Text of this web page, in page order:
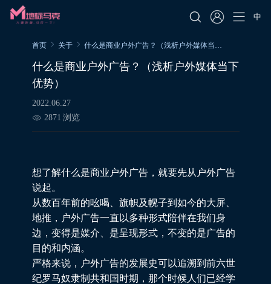
中
首页 关于 什么是商业户外广告？（浅析户外媒体当下优势）
什么是商业户外广告？（浅析户外媒体当下
优势）
2022.06.27
2871 浏览
想了解什么是商业户外广告，就要先从户外广告
说起。
从数百年前的吆喝、旗帜及幌子到如今的大屏、
地推，户外广告一直以多种形式陪伴在我们身
边，变得是媒介、是呈现形式，不变的是广告的
目的和内涵。
严格来说，户外广告的发展史可以追溯到前六世
纪罗马奴隶制共和国时期，那个时候人们已经学